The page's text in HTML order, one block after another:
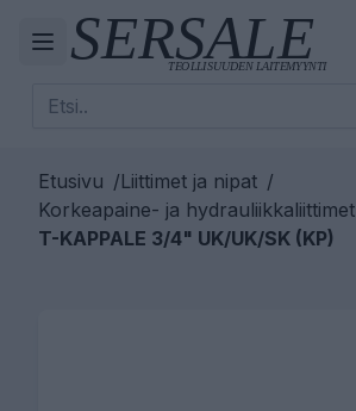
Etusivu /Liittimet ja nipat /
Korkeapaine- ja hydrauliikkaliittimet
T-KAPPALE 3/4" UK/UK/SK (KP)